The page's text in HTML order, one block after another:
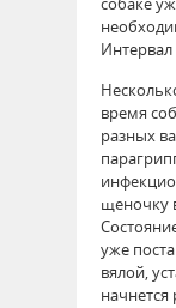
время
разных
щеночку
уже
вялой,
начнется